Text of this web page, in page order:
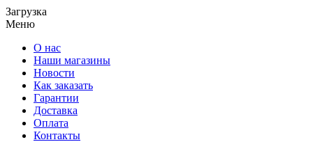
Загрузка
Меню
О нас
Наши магазины
Новости
Как заказать
Гарантии
Доставка
Оплата
Контакты